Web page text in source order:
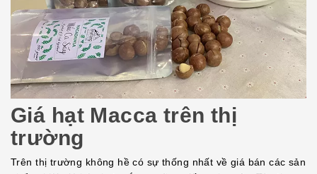
Giá hạt Macca trên thị
trường
Trên thị trường không hề có sự thống nhất về giá bán các sản